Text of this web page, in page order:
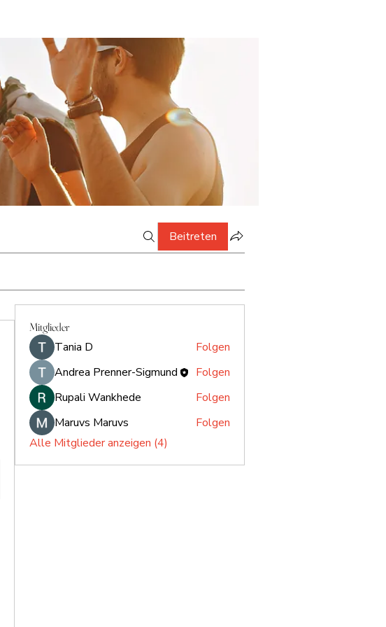
Beitreten
Mitglieder
Тania D
Folgen
Andrea Prenner-Sigmund
Folgen
Rupali Wankhede
Folgen
Maruvs Maruvs
Folgen
Alle Mitglieder anzeigen (4)